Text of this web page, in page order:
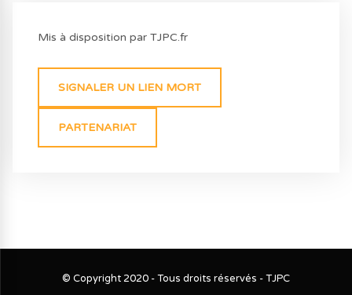
Mis à disposition par TJPC.fr
SIGNALER UN LIEN MORT
PARTENARIAT
© Copyright 2020 - Tous droits réservés - TJPC